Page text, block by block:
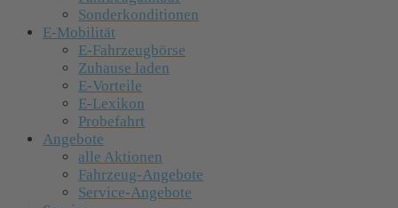
Sonderkonditionen
E-Mobilität
E-Fahrzeugbörse
Zuhause laden
E-Vorteile
E-Lexikon
Probefahrt
Angebote
alle Aktionen
Fahrzeug-Angebote
Service-Angebote